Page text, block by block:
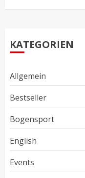
KATEGORIEN
Allgemein
Bestseller
Bogensport
English
Events